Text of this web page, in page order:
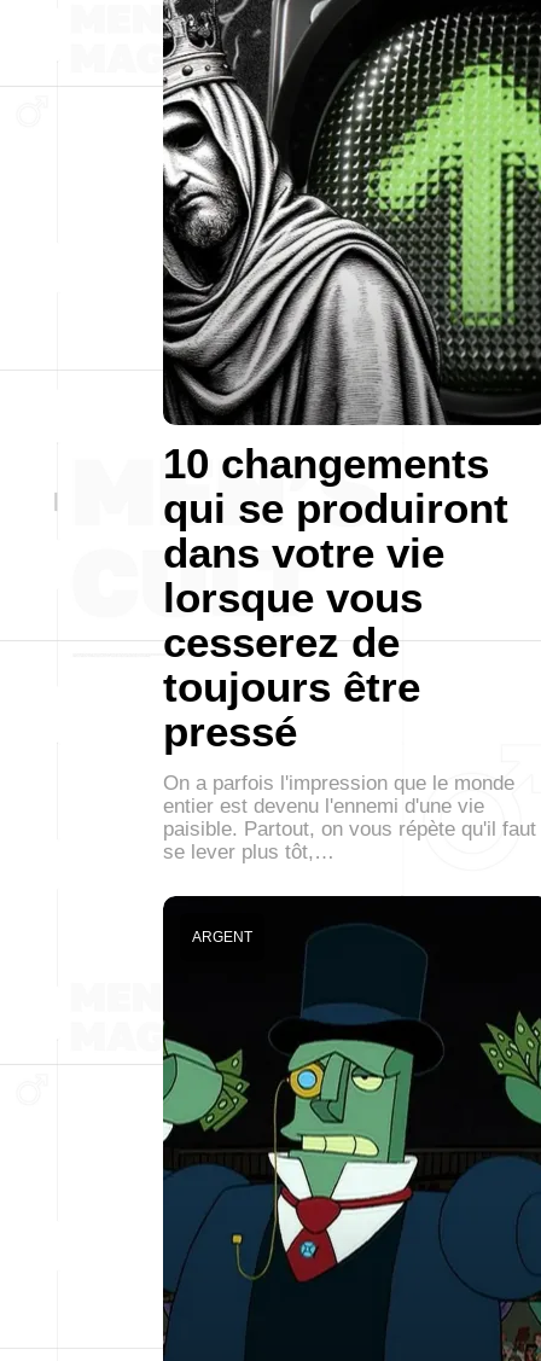
10 changements
qui se produiront
dans votre vie
lorsque vous
cesserez de
toujours être
pressé
On a parfois l'impression que le monde
entier est devenu l'ennemi d'une vie
paisible. Partout, on vous répète qu'il faut
se lever plus tôt,…
ARGENT